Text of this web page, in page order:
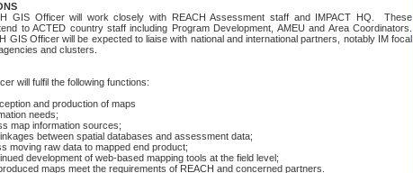
GIS Officer will work closely with REACH Assessment staff and IMPACT HQ. These
to ACTED country staff including Program Development, AMEU and Area Coordinators.
GIS Officer will be expected to liaise with national and international partners, notably IM focal
and clusters.
will fulfil the following functions:
and production of maps
needs;
map information sources;
between spatial databases and assessment data;
raw data to mapped end product;
development of web-based mapping tools at the field level;
maps meet the requirements of REACH and concerned partners.